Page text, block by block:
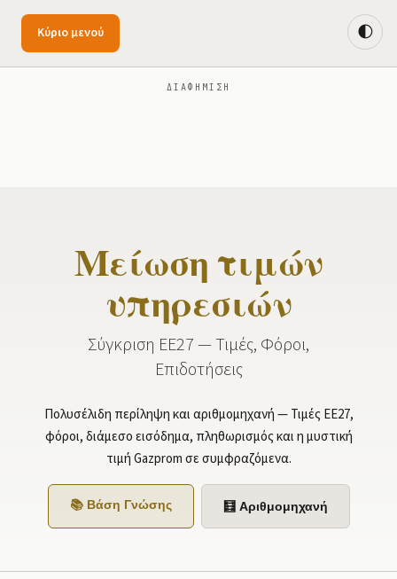
Κύριο μενού
ΔΙΑΦΉΜΙΣΗ
🌓
Μείωση τιμών
υπηρεσιών
Σύγκριση ΕΕ27 — Τιμές, Φόροι,
Επιδοτήσεις
Πολυσέλιδη περίληψη και αριθμομηχανή — Τιμές ΕΕ27,
φόροι, διάμεσο εισόδημα, πληθωρισμός και η μυστική
τιμή Gazprom σε συμφραζόμενα.
📚 Βάση Γνώσης 🧮 Αριθμομηχανή